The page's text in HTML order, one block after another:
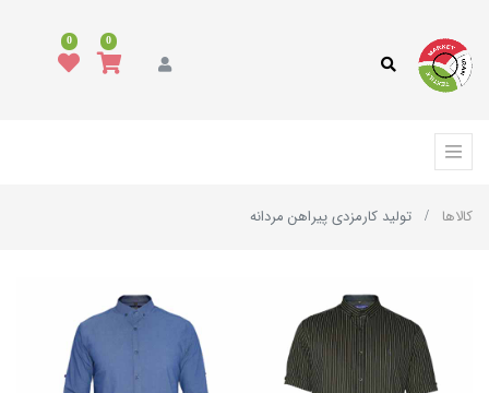
0
0
کالاها تولید کارمزدی پیراهن مردانه